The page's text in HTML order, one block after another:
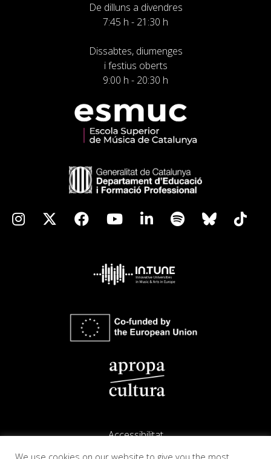
De dilluns a divendres
7:45 h - 21:30 h
Dissabtes, diumenges
i festius oberts
9:00 h - 20:30 h
Accessibilitat
We use cookies on our website to give you the most